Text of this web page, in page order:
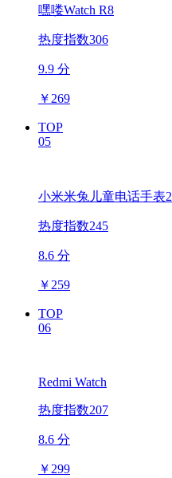
嘿喽Watch R8
热度指数306
9.9 分
￥ 269
TOP
05
小米米兔儿童电话手表2
热度指数245
8.6 分
￥ 259
TOP
06
Redmi Watch
热度指数207
8.6 分
￥ 299